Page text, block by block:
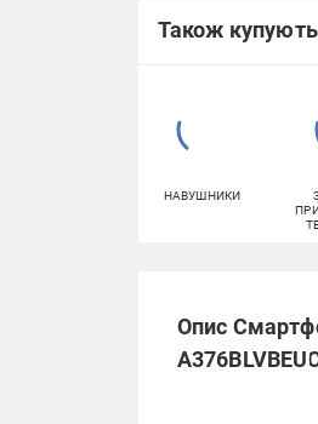
Також купують
НАВУШНИКИ
Опис